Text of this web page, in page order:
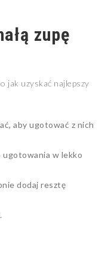
zupę
jak uzyskać najlepszy
aby ugotować z nich
ugotowania w lekko
dodaj resztę